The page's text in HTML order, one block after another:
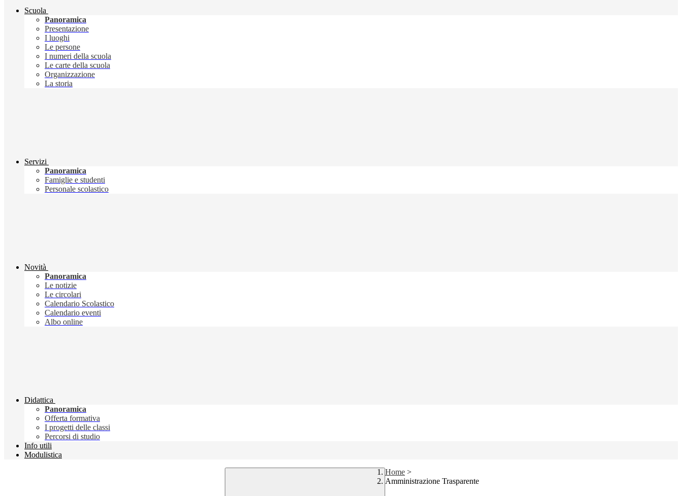
Scuola
Panoramica
Presentazione
I luoghi
Le persone
I numeri della scuola
Le carte della scuola
Organizzazione
La storia
Servizi
Panoramica
Famiglie e studenti
Personale scolastico
Novità
Panoramica
Le notizie
Le circolari
Calendario Scolastico
Calendario eventi
Albo online
Didattica
Panoramica
Offerta formativa
I progetti delle classi
Percorsi di studio
Info utili
Modulistica
Home >
Amministrazione Trasparente